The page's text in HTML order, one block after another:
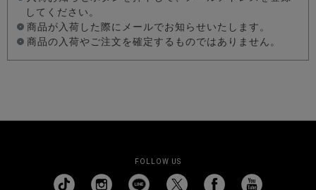
してください。
商品が入荷した際にメールでお知らせいたします。
商品の入荷やご注文を確定するものではありません。
FOLLOW US